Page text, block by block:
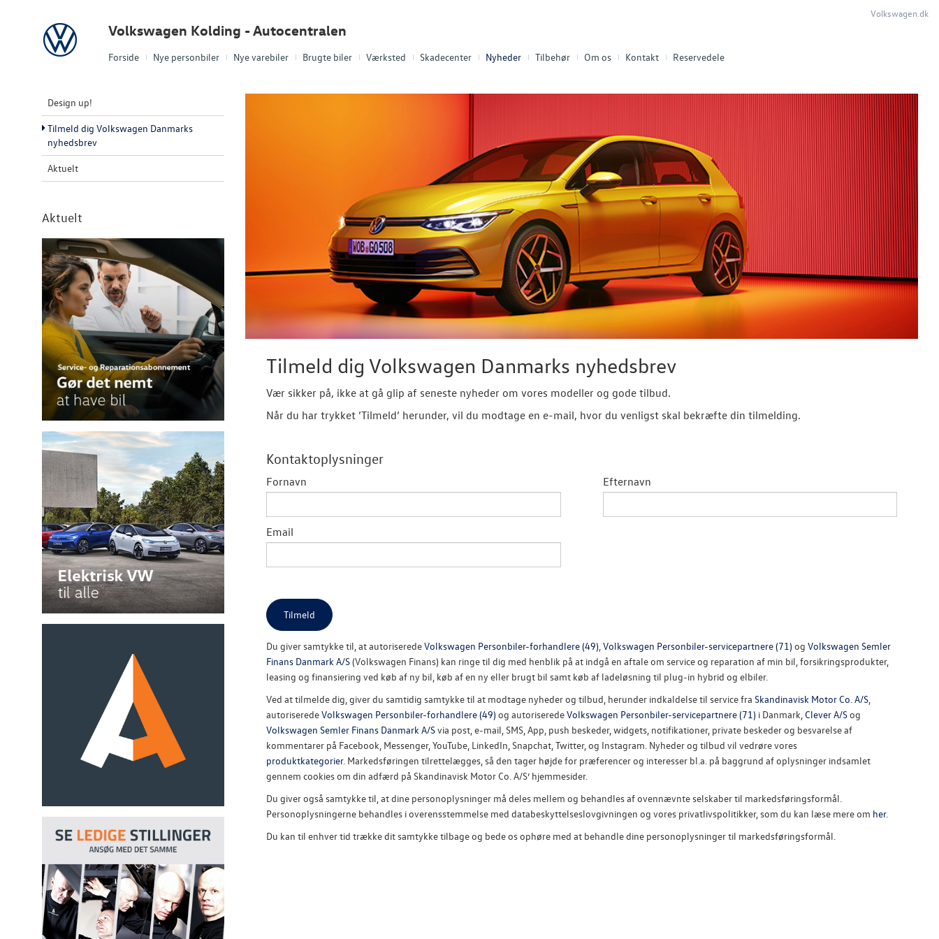
Forside Nye personbiler Nye varebiler Brugte biler Værksted Skadecenter Nyheder Tilbehør Om os Kontakt Reservedele
Volkswagen Volkswagen Kolding - Autocentralen
Volkswagen.dk
Design up!
Tilmeld dig Volkswagen Danmarks
nyhedsbrev
Aktuelt
Aktuelt
Tilmeld dig Volkswagen Danmarks nyhedsbrev
Vær sikker på, ikke at gå glip af seneste nyheder om vores modeller og gode tilbud.
Når du har trykket ’Tilmeld’ herunder, vil du modtage en e-mail, hvor du venligst skal bekræfte din tilmelding.
Kontaktoplysninger
Fornavn Efternavn
Email
Du giver samtykke til, at autoriseredeVolkswagen Personbiler-forhandlere (49) Volkswagen Personbiler-servicepartnere (71) og Volkswagen Semler
Finans Danmark A/S(Volkswagen Finans) kan ringe til dig med henblik på at indgå en aftale om service og reparation af min bil, forsikringsprodukter,
leasing og finansiering ved køb af ny bil, køb af en ny eller brugt bil samt køb af ladeløsning til plug-in hybrid og elbiler.
Ved at tilmelde dig, giver du samtidig samtykke til at modtage nyheder og tilbud, herunder indkaldelse til service fra Skandinavisk Motor Co. A/S
autoriseredeVolkswagen Personbiler-forhandlere (49) og autoriseredeVolkswagen Personbiler-servicepartnere (71) i Danmark, Clever A/Sog
Volkswagen Semler Finans Danmark A/Svia post, e-mail, SMS, App, push beskeder, widgets, notifikationer, private beskeder og besvarelse af
kommentarer på Facebook, Messenger, YouTube, LinkedIn, Snapchat, Twitter, og Instagram. Nyheder og tilbud vil vedrøre vores
produktkategorier. Markedsføringen tilrettelægges, så den tager højde for præferencer og interesser bl.a. på baggrund af oplysninger indsamlet
gennem cookies om din adfærd på Skandinavisk Motor Co. A/S’ hjemmesider.
Du giver også samtykke til, at dine personoplysninger må deles mellem og behandles af ovennævnte selskaber til markedsføringsformål.
Personoplysningerne behandles i overensstemmelse med databeskyttelseslovgivningen og vores privatlivspolitikker, som du kan læse mere om her.
Du kan til enhver tid trække dit samtykke tilbage og bede os ophøre med at behandle dine personoplysninger til markedsføringsformål.